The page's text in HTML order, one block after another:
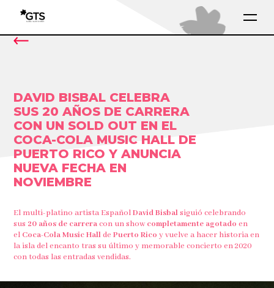
DAVID BISBAL CELEBRA
SUS 20 AÑOS DE CARRERA
CON UN SOLD OUT EN EL
COCA-COLA MUSIC HALL DE
PUERTO RICO Y ANUNCIA
NUEVA FECHA EN
NOVIEMBRE
El multi-platino artista EspañolDavid Bisbalsiguió celebrando
sus 20 años de carreracon un show completamente agotadoen
el Coca-Cola Music HalldePuerto Rico y vuelve a hacer historia en
la isla del encanto tras su último y memorable concierto en 2020
con todas las entradas vendidas.